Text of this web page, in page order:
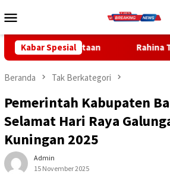
ke
Mobile
Kabar Spesial
Rahina Tumpek Krulut, Pemkab
Beranda Tak Berkategori
Pemerintah Kabupaten
Selamat Hari Raya
Kuningan 2025
Admin
15 November 2025